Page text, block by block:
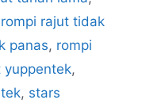
rompi rajut tidak
panas, rompi
yuppentek,
, stars